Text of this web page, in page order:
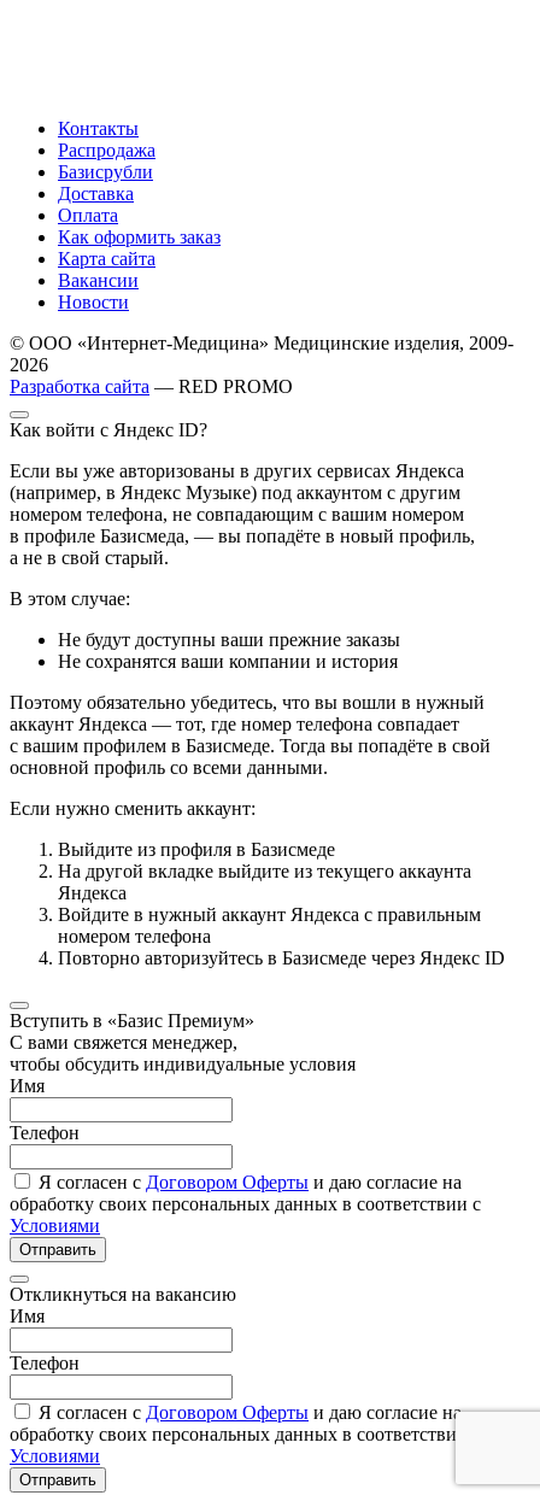
Контакты
Распродажа
Базисрубли
Доставка
Оплата
Как оформить заказ
Карта сайта
Вакансии
Новости
© ООО «Интернет-Медицина» Медицинские изделия, 2009-
2026
Разработка сайта — RED PROMO
Как войти с Яндекс ID?
Если вы уже авторизованы в других сервисах Яндекса
(например, в Яндекс Музыке) под аккаунтом с другим
номером телефона, не совпадающим с вашим номером
в профиле Базисмеда, — вы попадёте в новый профиль,
а не в свой старый.
В этом случае:
Не будут доступны ваши прежние заказы
Не сохранятся ваши компании и история
Поэтому обязательно убедитесь, что вы вошли в нужный
аккаунт Яндекса — тот, где номер телефона совпадает
с вашим профилем в Базисмеде. Тогда вы попадёте в свой
основной профиль со всеми данными.
Если нужно сменить аккаунт:
Выйдите из профиля в Базисмеде
На другой вкладке выйдите из текущего аккаунта
Яндекса
Войдите в нужный аккаунт Яндекса с правильным
номером телефона
Повторно авторизуйтесь в Базисмеде через Яндекс ID
Вступить в «Базис Премиум»
С вами свяжется менеджер,
чтобы обсудить индивидуальные условия
Имя
Телефон
Я согласен с Договором Оферты и даю согласие на
обработку своих персональных данных в соответствии с
Условиями
Отправить
Откликнуться на вакансию
Имя
Телефон
Я согласен с Договором Оферты и даю согласие на
обработку своих персональных данных в соответствии с
Условиями
Отправить